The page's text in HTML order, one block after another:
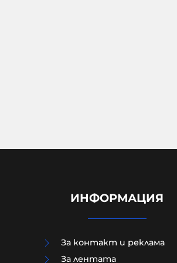
ИНФОРМАЦИЯ
За контакт и реклама
За лентата